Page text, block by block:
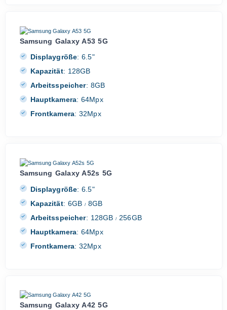
Samsung Galaxy A53 5G
Displaygröße: 6.5"
Kapazität: 128GB
Arbeitsspeicher: 8GB
Hauptkamera: 64Mpx
Frontkamera: 32Mpx
Samsung Galaxy A52s 5G
Displaygröße: 6.5"
Kapazität: 6GB/ 8GB
Arbeitsspeicher: 128GB/ 256GB
Hauptkamera: 64Mpx
Frontkamera: 32Mpx
Samsung Galaxy A42 5G